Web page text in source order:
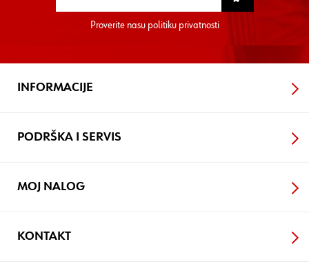
Proverite nasu politiku privatnosti
INFORMACIJE
PODRŠKA I SERVIS
MOJ NALOG
KONTAKT